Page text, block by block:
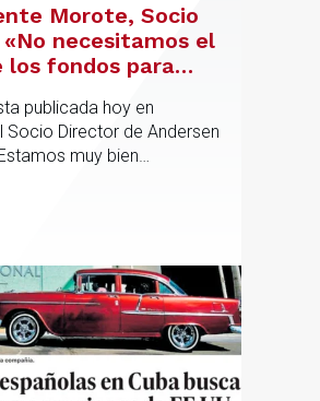
Morote, Socio
necesitamos el
los fondos para
nuestro
publicada hoy en
Socio Director de Andersen
muy bien
es el modelo que vamos